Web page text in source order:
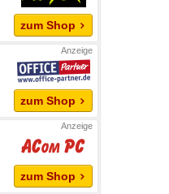
zum Shop
zum Shop
zum Shop